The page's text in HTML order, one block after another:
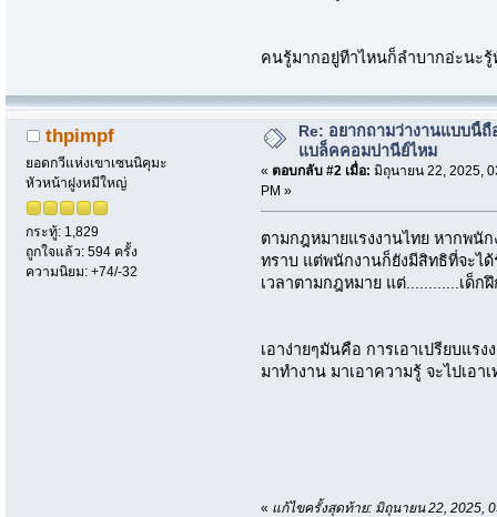
คนรู้มากอยู่ทีาไหนก็ลำบากอ่ะนะ
thpimpf
ยอดกวีแห่งเขาเซนนิคุมะ
หัวหน้าฝูงหมีใหญ่
กระทู้: 1,829
ถูกใจแล้ว: 594 ครั้ง
ความนิยม: +74/-32
Re: อยากถามว่างานแบบนี้ถื
แบล็คคอมปานีย์ไหม
« ตอบกลับ #2 เมื่อ: มิถุนายน 22, 2025,
PM »
ตามกฎหมายแรงงานไทย หากพนัก
ทราบ แต่พนักงานก็ยังมีสิทธิที่จะไ
เวลาตามกฎหมาย แต่............เด็
เอาง่ายๆมันคือ การเอาเปรียบแร
มาทำงาน มาเอาความรู้ จะไปเอา
« แก้ไขครั้งสุดท้าย: มิถุนายน 22, 2025,